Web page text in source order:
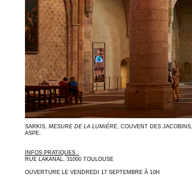
SARKIS, MESURE DE LA LUMIÈRE, COUVENT DES
ASPE.
INFOS PRATIQUES :
RUE LAKANAL, 31000 TOULOUSE
OUVERTURE LE VENDREDI 17 SEPTEMBRE À 10H